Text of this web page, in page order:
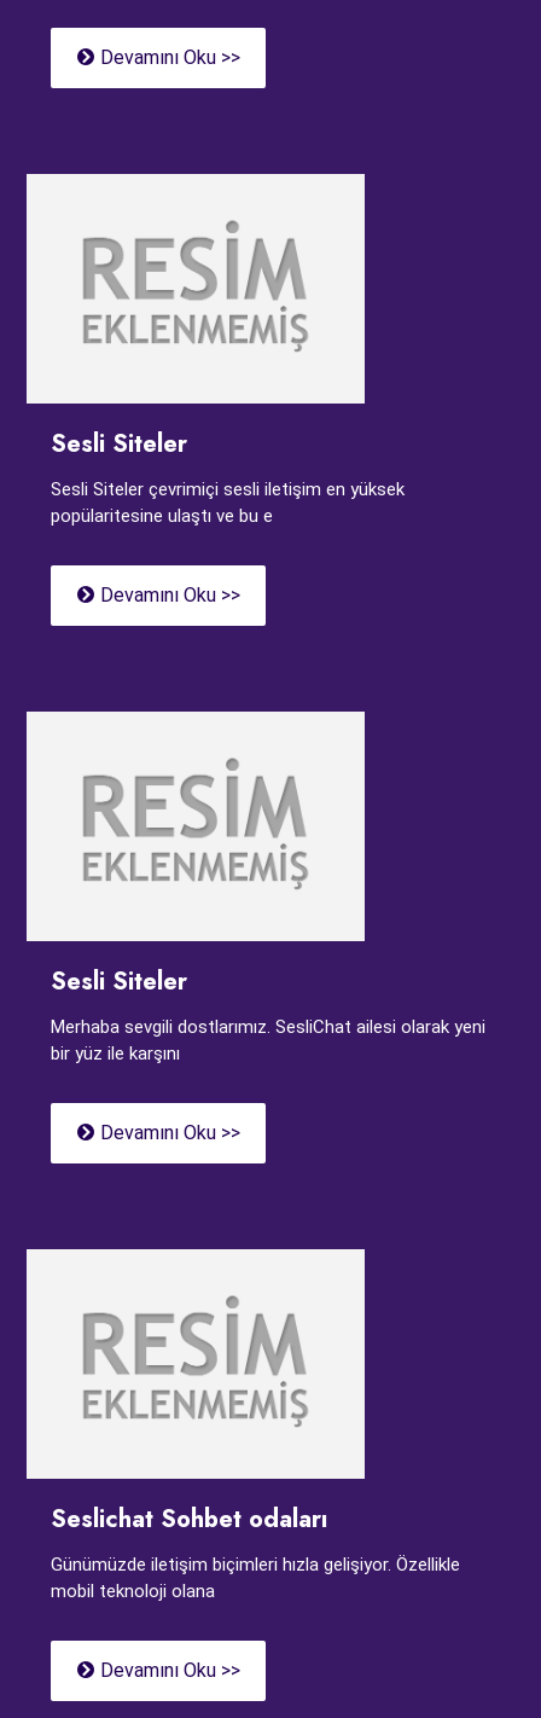
Devamını Oku >>
Sesli Siteler
Sesli Siteler çevrimiçi sesli iletişim en yüksek
popülaritesine ulaştı ve bu e
Devamını Oku >>
Sesli Siteler
Merhaba sevgili dostlarımız. SesliChat ailesi olarak yeni
bir yüz ile karşını
Devamını Oku >>
Seslichat Sohbet odaları
Günümüzde iletişim biçimleri hızla gelişiyor. Özellikle
mobil teknoloji olana
Devamını Oku >>